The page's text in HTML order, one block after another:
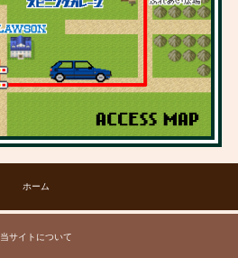
ホーム
当サイトについて